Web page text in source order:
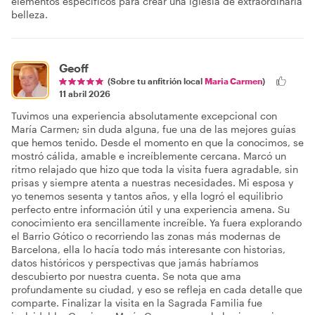
belleza.
Geoff
(Sobre tu anfitrión local Maria Carmen)
11 abril 2026
Tuvimos una experiencia absolutamente excepcional con
María Carmen; sin duda alguna, fue una de las mejores guías
que hemos tenido. Desde el momento en que la conocimos, se
mostró cálida, amable e increíblemente cercana. Marcó un
ritmo relajado que hizo que toda la visita fuera agradable, sin
prisas y siempre atenta a nuestras necesidades. Mi esposa y
yo tenemos sesenta y tantos años, y ella logró el equilibrio
perfecto entre información útil y una experiencia amena. Su
conocimiento era sencillamente increíble. Ya fuera explorando
el Barrio Gótico o recorriendo las zonas más modernas de
Barcelona, ella lo hacía todo más interesante con historias,
datos históricos y perspectivas que jamás habríamos
descubierto por nuestra cuenta. Se nota que ama
profundamente su ciudad, y eso se refleja en cada detalle que
comparte. Finalizar la visita en la Sagrada Familia fue